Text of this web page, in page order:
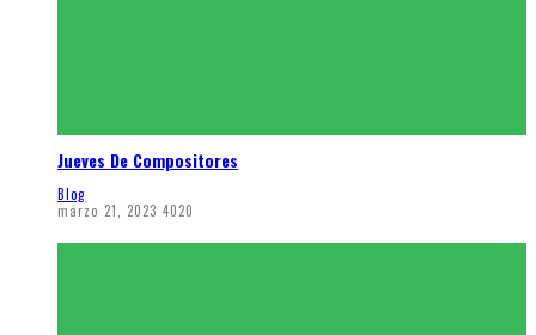
Jueves De Compositores
Blog
marzo 21, 2023 4020